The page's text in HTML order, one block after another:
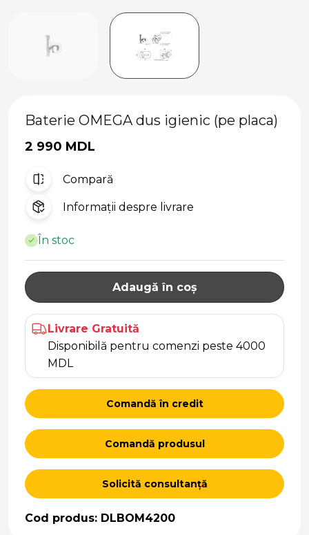
Baterie OMEGA dus igienic (pe placa)
2 990 MDL
Compară
Informații despre livrare
În stoc
Adaugă în coș
Livrare Gratuită
Disponibilă pentru comenzi peste 4000
MDL
Comandă în credit
Comandă produsul
Solicită consultanță
Cod produs: DLBOM4200